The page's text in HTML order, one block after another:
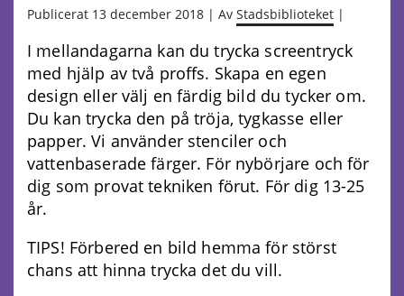
Publicerat 13 december 2018 | Av Stadsbiblioteket |
I mellandagarna kan du trycka screentryck
med hjälp av två proffs. Skapa en egen
design eller välj en färdig bild du tycker om.
Du kan trycka den på tröja, tygkasse eller
papper. Vi använder stenciler och
vattenbaserade färger. För nybörjare och för
dig som provat tekniken förut. För dig 13-25
år.
TIPS! Förbered en bild hemma för störst
chans att hinna trycka det du vill.